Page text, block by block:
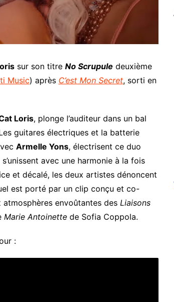
sur son titre No Scrupule deuxième
Music) après C’est Mon Secret, sorti en
Loris, plonge l’auditeur dans un bal
guitares électriques et la batterie
Armelle Yons, électrisent ce duo
s’unissent avec une harmonie à la fois
et décalé, les deux artistes dénoncent
est porté par un clip conçu et co-
envoûtantes des Liaisons
Marie Antoinette de Sofia Coppola.
: